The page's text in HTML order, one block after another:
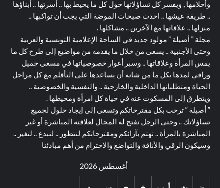
وأحلامها , ويفسر كل تساؤلاتها حول كل ما يحيط بها .. أسرتها .. أبناؤها
.. طريقة عيشها .. احدث صيحات الموضة التي يجب أن تواكبها ..
منزلها .. علاقاتها مع الآخرين .. مشاكلها .
مجلة ” أصيلة ” مولود جديد في الساحة الإعلامية التونسية والعربية
وحتى الأجنبية .. يسعى من خلال ما يقدمه من مواضيع إلى طرح كل ما
يمس المرأة وعلاقاتها .. وسبر أغوار خصوصياتها في مسعى جميل
وراقي لمدها بكل ما من شانه أن يساعدها على التأقلم مع كل مراحل
الحياة ومتطلباتها الداخلية والخارجية .. والنفسية والخصوصية ..
ويتطرق إلى المسكوت عنه في حياة كل امرأة ومحيطها .
” أصيلة ” ترحب بكل مقترحاتكم وتسعى إلى إيجاد حلول لجميع
تساؤلاتك .. وحتى الرجل تفتح له المجال لعلاقته المباشرة أو غير
المباشرة بالمرأة .. تهتم بآرائكم ومقترحاتكم لنتطور .. لنبدع .. لنغير ..
وسيكون الرقي والأناقة والتواضع والاحترام من أهم مبادئنا
أغسطس 2026